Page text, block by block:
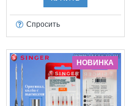
Спросить
НОВИНКА